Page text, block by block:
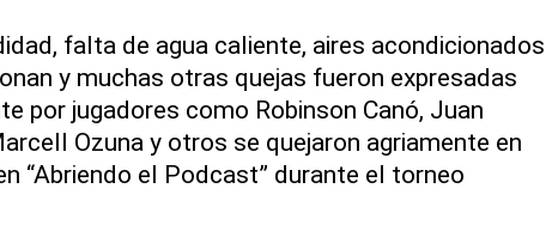
falta de agua caliente, aires acondicionados
y muchas otras quejas fueron expresadas
por jugadores como Robinson Canó, Juan
Ozuna y otros se quejaron agriamente en
“Abriendo el Podcast” durante el torneo